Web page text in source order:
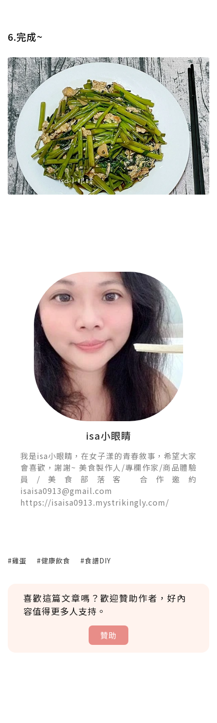
6.完成~
isa小眼睛
我是isa小眼睛，在女子漾的青春敘事，希望大家
會喜歡，謝謝~ 美食製作人/專欄作家/商品體驗
員/美食部落客 合作邀約
isaisa0913@gmail.com
https://isaisa0913.mystrikingly.com/
#雞蛋 #健康飲食 #食譜DIY
喜歡這篇文章嗎？歡迎贊助作者，好內
容值得更多人支持。
贊助